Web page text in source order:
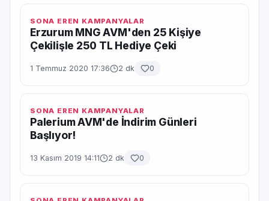
SONA EREN KAMPANYALAR
Erzurum MNG AVM'den 25 Kişiye
Çekilişle 250 TL Hediye Çeki
1 Temmuz 2020 17:36 2 dk 0
SONA EREN KAMPANYALAR
Palerium AVM'de İndirim Günleri
Başlıyor!
13 Kasım 2019 14:11 2 dk 0